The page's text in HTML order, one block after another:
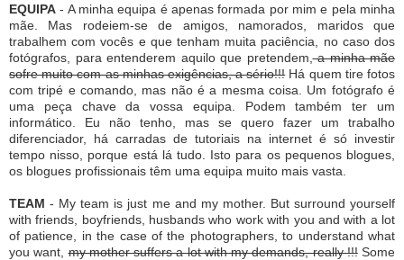
EQUIPA - A minha equipa é apenas formada por mim e pela minha
mãe. Mas rodeiem-se de amigos, namorados, maridos que
trabalhem com vocês e que tenham muita paciência, no caso dos
fotógrafos, para entenderem aquilo que pretendem,a minha mãe
sofre muito com as minhas exigências, a sério!!!Há quem tire fotos
com tripé e comando, mas não é a mesma coisa. Um fotógrafo é
uma peça chave da vossa equipa. Podem também ter um
informático. Eu não tenho, mas se quero fazer um trabalho
diferenciador, há carradas de tutoriais na internet é só investir
tempo nisso, porque está lá tudo. Isto para os pequenos blogues,
os blogues profissionais têm uma equipa muito mais vasta.
TEAM - My team is just me and my mother. But surround yourself
with friends, boyfriends, husbands who work with you and with a lot
of patience, in the case of the photographers, to understand what
you want,my mother suffers a lot with my demands, really !!!Some